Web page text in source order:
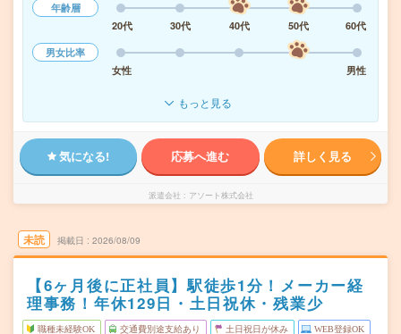
年齢層
20代
30代 40代 50代
60代
男女比率
女性
男性
もっと見る
気になる! 応募へ進む 詳しく見る
派遣会社 アソート株式会社
未読 掲載日 2026/08/09
【6ヶ月後に正社員】駅徒歩1分！メーカー経
理事務！年休129日・土日祝休・残業少
職種未経験OK 交通費別途支給あり 土日祝日が休み WEB登録OK